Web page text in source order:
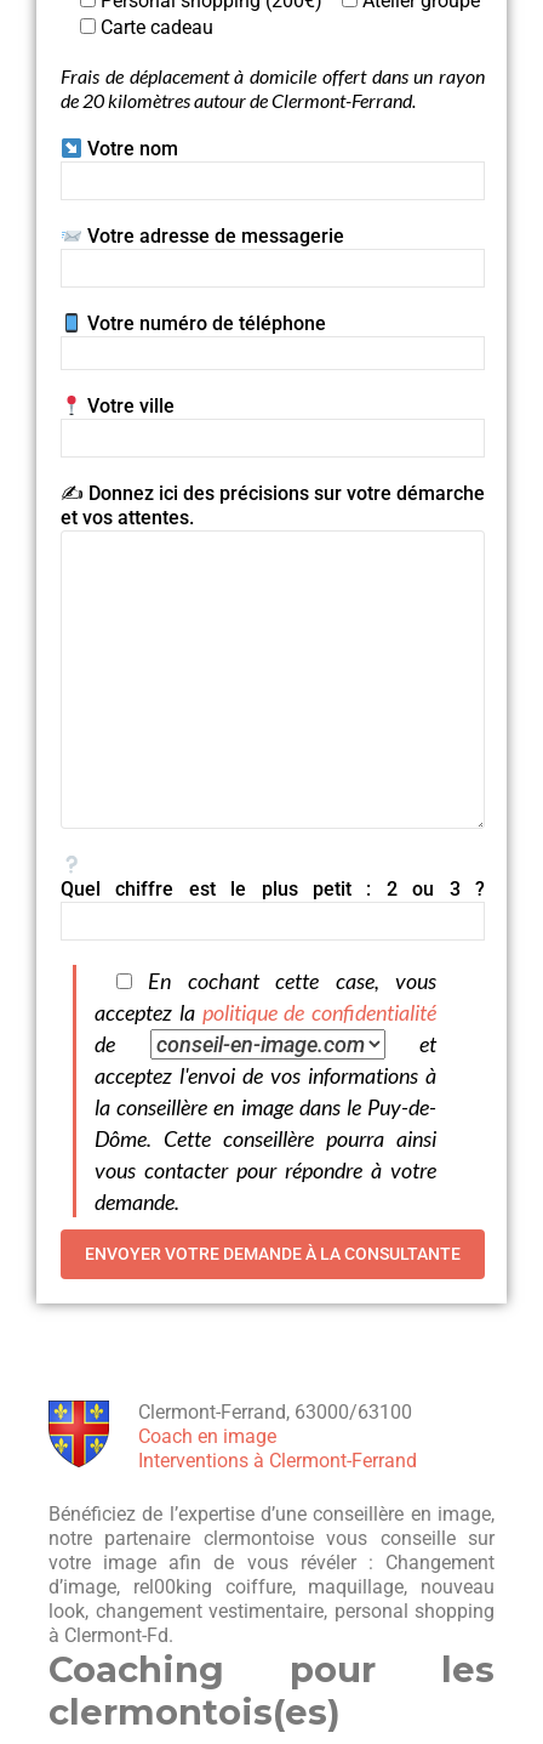
Carte cadeau
Frais de déplacement à domicile offert dans un rayon
de 20 kilomètres autour de Clermont-Ferrand.
Votre nom
Votre adresse de messagerie
Votre numéro de téléphone
Votre ville
✍️ Donnez ici des précisions sur votre démarche
et vos attentes.
Quel chiffre est le plus petit : 2 ou 3 ?
En cochant cette case, vous
acceptez la politique de confidentialité
de
et
acceptez l'envoi de vos informations à
la conseillère en image dans le Puy-de-
Dôme. Cette conseillère pourra ainsi
vous contacter pour répondre à votre
demande.
Clermont-Ferrand, 63000/63100
Coach en image
Interventions à Clermont-Ferrand
Bénéficiez de l’expertise d’une conseillère en image,
notre partenaire clermontoise vous conseille sur
votre image afin de vous révéler : Changement
d’image, rel00king coiffure, maquillage, nouveau
look, changement vestimentaire, personal shopping
à Clermont-Fd.
Coaching pour les
clermontois(es)